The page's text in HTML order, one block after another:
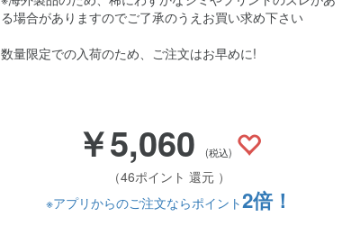
る場合がありますのでご了承のうえお買い求め下さい
数量限定での入荷のため、ご注文はお早めに!
￥5,060 (税込)
（46ポイント 還元 ）
※アプリからのご注文ならポイント2倍！